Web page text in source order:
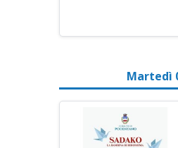
Martedì